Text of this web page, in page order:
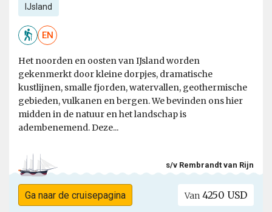
IJsland
EN
Het noorden en oosten van IJsland worden
gekenmerkt door kleine dorpjes, dramatische
kustlijnen, smalle fjorden, watervallen, geothermische
gebieden, vulkanen en bergen. We bevinden ons hier
midden in de natuur en het landschap is
adembenemend. Deze...
s/v Rembrandt van Rijn
Ga naar de cruisepagina Van 4250 USD